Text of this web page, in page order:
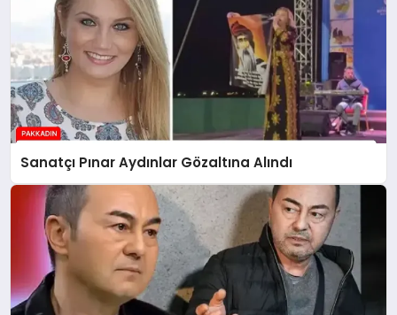
Sanatçı Pınar Aydınlar Gözaltına Alındı